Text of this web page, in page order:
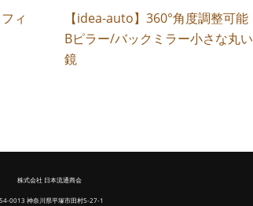
ィ
【idea-auto】360°角度調整可能
Bピラー/バックミラー小さな丸い
鏡
株式会社 日本流通商会
0013 神奈川県平塚市田村5-27-1